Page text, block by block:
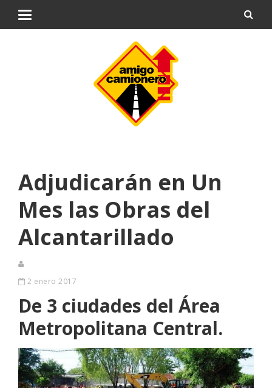
Adjudicarán en Un
Mes las Obras del
Alcantarillado
2 enero 2017
De 3 ciudades del Área
Metropolitana Central.